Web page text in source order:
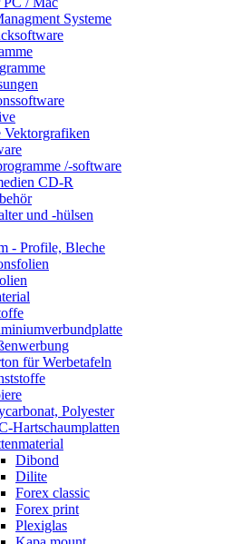
Systeme
Vektorgrafiken
/-software
CD-R
und -hülsen
- Profile, Bleche
für Werbetafeln
Polyester
Hartschaumplatten
Dibond
Dilite
Forex classic
Forex print
Plexiglas